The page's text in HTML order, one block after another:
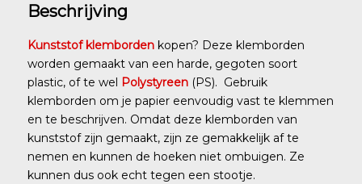
Beschrijving
Kunststof klembordenkopen? Deze klemborden
worden gemaakt van een harde, gegoten soort
plastic, of te wel Polystyreen(PS). Gebruik
klemborden om je papier eenvoudig vast te klemmen
en te beschrijven. Omdat deze klemborden van
kunststof zijn gemaakt, zijn ze gemakkelijk af te
nemen en kunnen de hoeken niet ombuigen. Ze
kunnen dus ook echt tegen een stootje.